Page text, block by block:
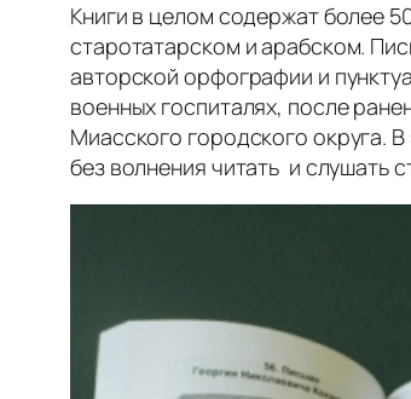
Книги в целом содержат более
старотатарском и арабском.
авторской орфографии и
военных госпиталях, после
Миасского городского округа.
без волнения читать и слушать